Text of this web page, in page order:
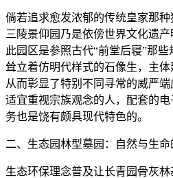
倘若追求愈发浓郁的传统皇家那
三陵景仰园乃是依傍世界文化遗产
此园区是参照古代“前堂后寝”那
耸立着仿明代样式的石像生，主体
从而彰显了特别不同寻常的威严
适宜重视宗族观念的人，配套的
务也是饶有颇具现代特色的。
二、生态园林型墓园：自然与生命
生态环保理念普及让长青园骨灰